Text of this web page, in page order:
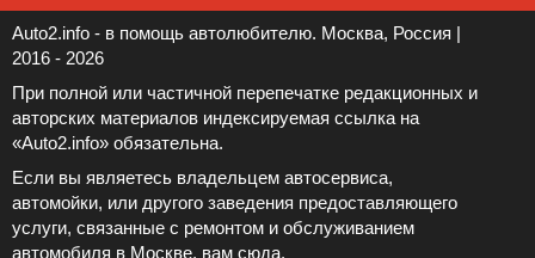
Auto2.info - в помощь автолюбителю. Москва, Россия |
2016 - 2026
При полной или частичной перепечатке редакционных и
авторских материалов индексируемая ссылка на
«Auto2.info» обязательна.
Если вы являетесь владельцем автосервиса,
автомойки, или другого заведения предоставляющего
услуги, связанные с ремонтом и обслуживанием
автомобиля в Москве, вам сюда.